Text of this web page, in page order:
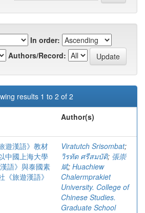
In order:
Authors/Record:
results 1 to 2 of 2
Author(s)
遊漢語》教材
國上海大學
語》與泰國素
《旅遊漢語》
Viratutch Srisombat;
วิรทัต ศรีสมบัติ; 張崇
斌; Huachiew
Chalermprakiet
University. College of
Chinese Studies.
Graduate School